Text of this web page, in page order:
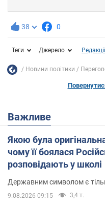
38 0
Теги Джерело
Новини політики
Важливе
Якою була
чому її боялася
розповідають у школі
Державним символом є
9.08.2026 09:15 3,4 т.